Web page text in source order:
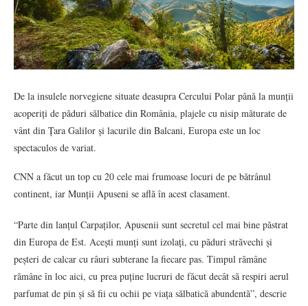
De la insulele norvegiene situate deasupra Cercului Polar până la munții
acoperiți de păduri sălbatice din România, plajele cu nisip măturate de
vânt din Țara Galilor și lacurile din Balcani, Europa este un loc
spectaculos de variat.
CNN a făcut un top cu 20 cele mai frumoase locuri de pe bătrânul
continent, iar Munții Apuseni se află în acest clasament.
“Parte din lanțul Carpaților, Apusenii sunt secretul cel mai bine păstrat
din Europa de Est. Acești munți sunt izolați, cu păduri străvechi și
peșteri de calcar cu râuri subterane la fiecare pas. Timpul rămâne
rămâne în loc aici, cu prea puține lucruri de făcut decât să respiri aerul
parfumat de pin și să fii cu ochii pe viața sălbatică abundentă”, descrie